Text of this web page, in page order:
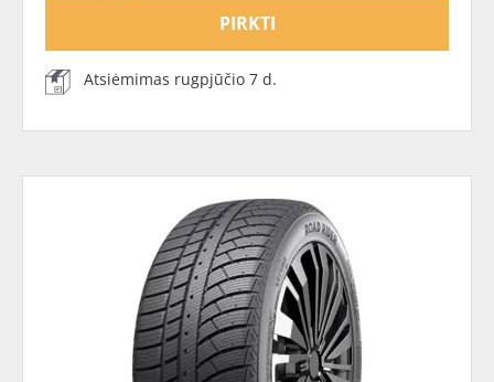
PIRKTI
Atsiėmimas rugpjūčio 7 d.